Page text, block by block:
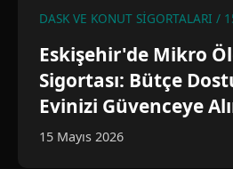
DASK VE KONUT SIGORTALARI /
Eskişehir'de Mikro
Sigortası: Bütçe
Evinizi Güvenceye
15 Mayıs 2026